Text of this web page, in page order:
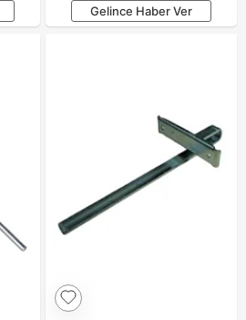
Gelince Haber Ver